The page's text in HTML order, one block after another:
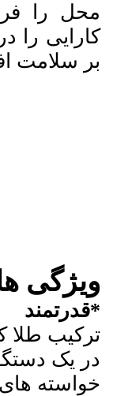
محل را
کارایی را
بر سلامت
ویژگی
*قدرتمند
ترکیب طلا
در یک
خواسته